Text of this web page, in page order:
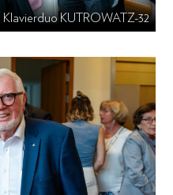
Klavierduo KUTROWATZ-32